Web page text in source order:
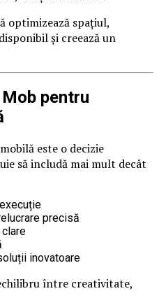
optimizează spațiul,
și creează un
pentru
este o decizie
să includă mai mult decât
precisă
inovatoare
între creativitate,